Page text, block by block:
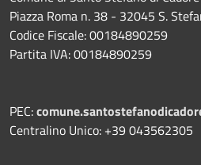
Piazza Roma n. 38 - 32045 S.
Codice Fiscale: 00184890259
Partita IVA: 00184890259
PEC:
Centralino Unico: +39 043562305